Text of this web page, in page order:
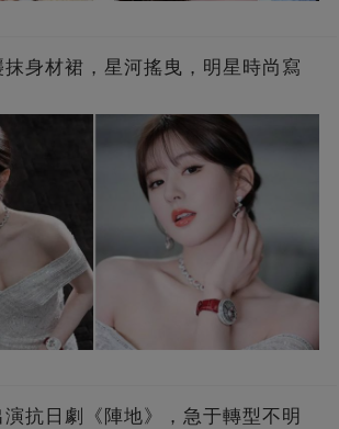
抹身材裙，星河搖曳，明星時尚寫
抗日劇《陣地》，急于轉型不明